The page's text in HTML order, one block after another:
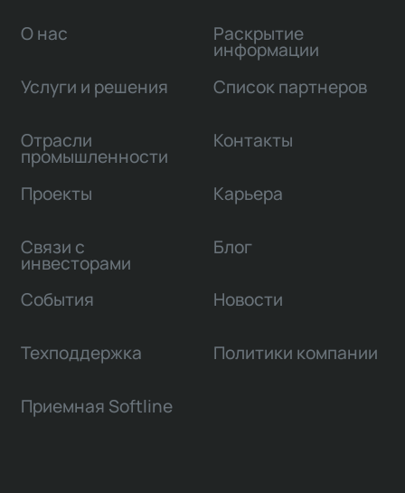
О нас
Услуги и решения
Отрасли
промышленности
Проекты
Связи с
инвесторами
Раскрытие
информации
Список партнеров
Контакты
Карьера
Блог
События Новости
Техподдержка Политики компании
Приемная Softline